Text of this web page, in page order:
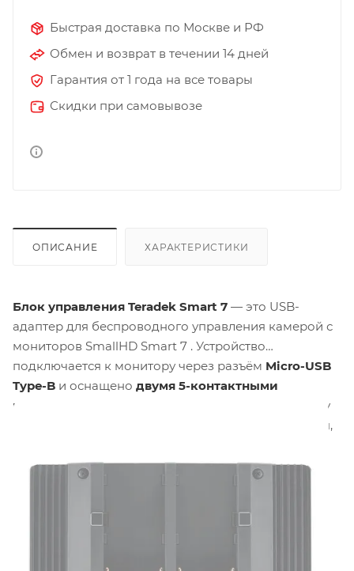
Быстрая доставка по Москве и РФ
Обмен и возврат в течении 14 дней
Гарантия от 1 года на все товары
Скидки при самовывозе
ОПИСАНИЕ ХАРАКТЕРИСТИКИ
Блок управления Teradek Smart 7 — это USB-
адаптер для беспроводного управления камерой с
мониторов SmallHD Smart 7 . Устройство
подключается к монитору через разъём Micro-USB
Type-B и оснащено двумя 5-контактными
разъёмами Female
для подключения к приёмнику
Bolt 4K . Адаптер преобразует сигналы управления,
позволяет управлять камерой на расстоянии до
1524 метров
при прямой видимости. Устройство
управления камерой и используется совместно с
программной лицензией SmallHD.